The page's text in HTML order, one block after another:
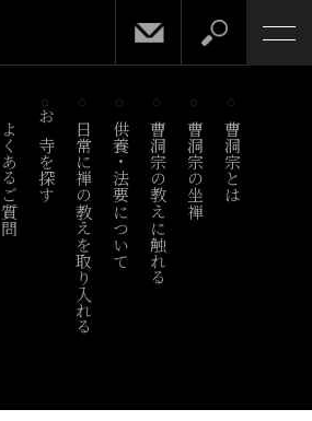
よくあるご質問 お寺を探す 日常に禅の教えを取り入れる供養・法要について曹洞宗の教えに触れる 曹洞宗の坐禅 曹洞宗とは